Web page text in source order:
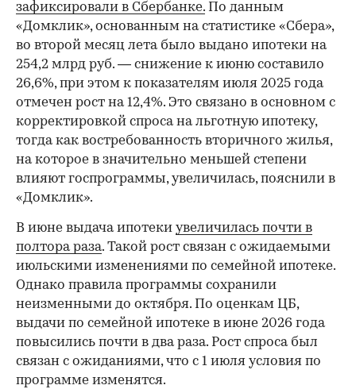
зафиксировали в Сбербанке. По данным
«Домклик», основанным на статистике «Сбера»,
во второй месяц лета было выдано ипотеки на
254,2 млрд руб. — снижение к июню составило
26,6%, при этом к показателям июля 2025 года
отмечен рост на 12,4%. Это связано в основном с
корректировкой спроса на льготную ипотеку,
тогда как востребованность вторичного жилья,
на которое в значительно меньшей степени
влияют госпрограммы, увеличилась, пояснили в
«Домклик».
В июне выдача ипотеки увеличилась почти в
полтора раза. Такой рост связан с ожидаемыми
июльскими изменениями по семейной ипотеке.
Однако правила программы сохранили
неизменными до октября. По оценкам ЦБ,
выдачи по семейной ипотеке в июне 2026 года
повысились почти в два раза. Рост спроса был
связан с ожиданиями, что с 1 июля условия по
программе изменятся.